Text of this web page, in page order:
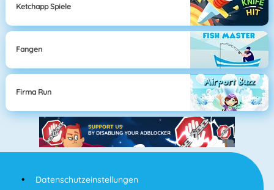
Ketchapp Spiele
Fangen
Firma Run
Datenschutzeinstellungen